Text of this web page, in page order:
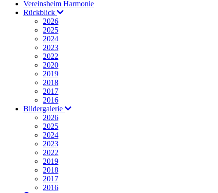
Vereinsheim Harmonie
Rückblick
2026
2025
2024
2023
2022
2020
2019
2018
2017
2016
Bildergalerie
2026
2025
2024
2023
2022
2019
2018
2017
2016